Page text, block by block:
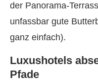
der Panorama-
unfassbar gute
ganz einfach).
Luxushotels
Pfade